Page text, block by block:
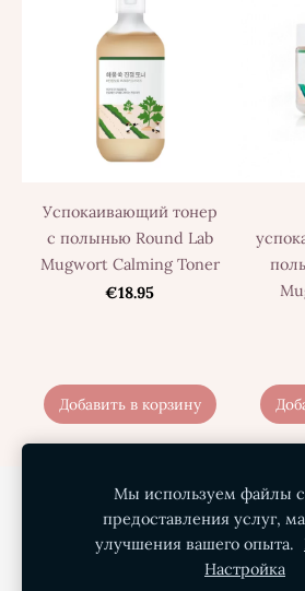
Успокаивающий тонер
с полынью Round Lab
Mugwort Calming Toner
€18.95
Добавить в корзину
Политика
Условия покупки
Контакты
Файлы
Мы используем файлы
предоставления услуг,
улучшения вашего опыта.
Настройка